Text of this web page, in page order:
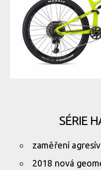
SÉRIE
zaměření
2018 nová